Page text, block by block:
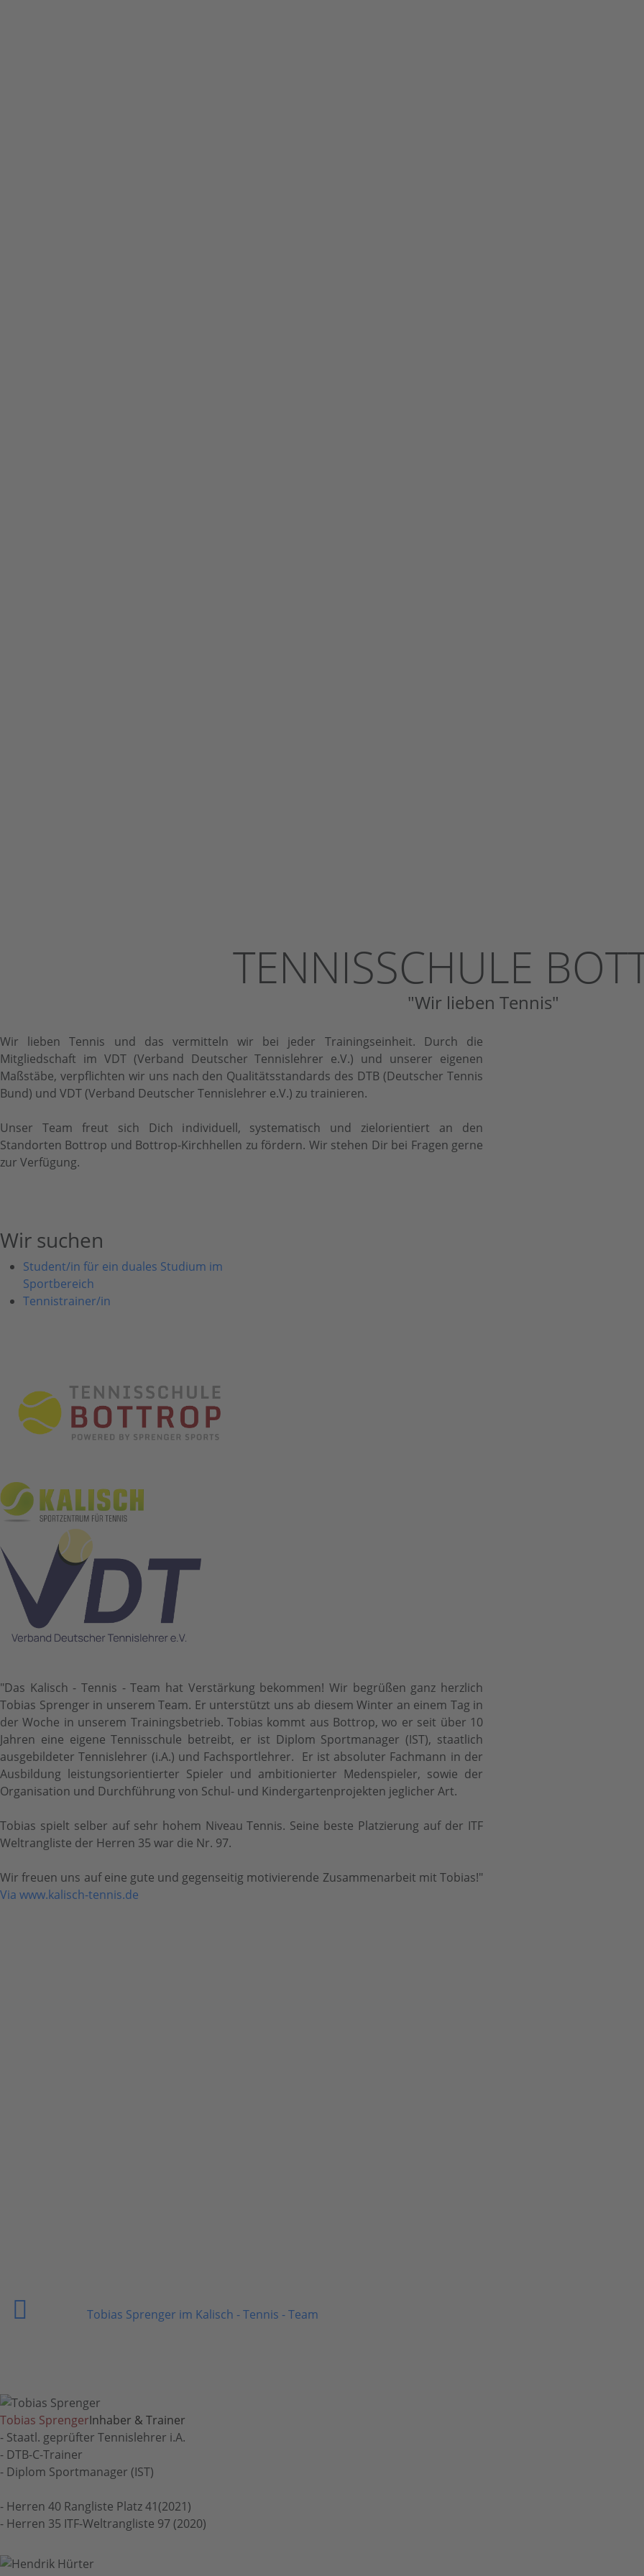
TENNISSCHULE
"Wir lieben Tennis"
Wir lieben Tennis und das vermitteln wir bei jeder Trainingseinheit. Durch die
Mitgliedschaft im VDT (Verband Deutscher Tennislehrer e.V.) und unserer eigenen
Maßstäbe, verpflichten wir uns nach den Qualitätsstandards des DTB (Deutscher Tennis
Bund) und VDT (Verband Deutscher Tennislehrer e.V.) zu trainieren.
Unser Team freut sich Dich individuell, systematisch und zielorientiert an den
Standorten Bottrop und Bottrop-Kirchhellen zu fördern. Wir stehen Dir bei Fragen gerne
zur Verfügung.
Wir suchen
Student/in für ein duales Studium im
Sportbereich
Tennistrainer/in
"Das Kalisch - Tennis - Team hat Verstärkung bekommen! Wir begrüßen ganz herzlich
Tobias Sprenger in unserem Team. Er unterstützt uns ab diesem Winter an einem Tag in
der Woche in unserem Trainingsbetrieb. Tobias kommt aus Bottrop, wo er seit über 10
Jahren eine eigene Tennisschule betreibt, er ist Diplom Sportmanager (IST), staatlich
ausgebildeter Tennislehrer (i.A.) und Fachsportlehrer. Er ist absoluter Fachmann in der
Ausbildung leistungsorientierter Spieler und ambitionierter Medenspieler, sowie der
Organisation und Durchführung von Schul- und Kindergartenprojekten jeglicher Art.
Tobias spielt selber auf sehr hohem Niveau Tennis. Seine beste Platzierung auf der ITF
Weltrangliste der Herren 35 war die Nr. 97.
Wir freuen uns auf eine gute und gegenseitig motivierende Zusammenarbeit mit Tobias!"
Via www.kalisch-tennis.de
Tobias Sprenger im Kalisch - Tennis - Team
Tobias SprengerInhaber & Trainer
- Staatl. geprüfter Tennislehrer i.A.
- DTB-C-Trainer
- Diplom Sportmanager (IST)
- Herren 40 Rangliste Platz 41(2021)
- Herren 35 ITF-Weltrangliste 97 (2020)